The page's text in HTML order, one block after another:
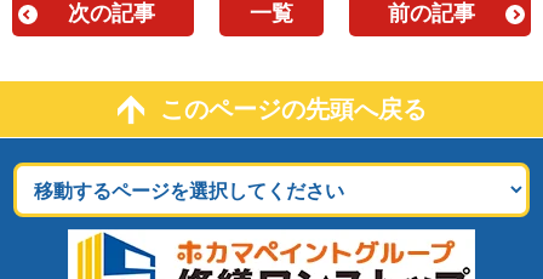
次の記事 一覧 前の記事
このページの先頭へ戻る